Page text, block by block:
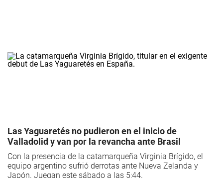
Las Yaguaretés no pudieron en el inicio de
Valladolid y van por la revancha ante Brasil
Con la presencia de la catamarqueña Virginia Brígido, el
equipo argentino sufrió derrotas ante Nueva Zelanda y
Japón. Juegan este sábado a las 5:44.